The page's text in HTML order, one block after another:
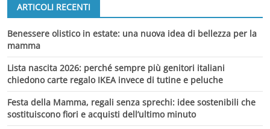
ARTICOLI RECENTI
Benessere olistico in estate: una nuova idea di bellezza per la
mamma
Lista nascita 2026: perché sempre più genitori italiani
chiedono carte regalo IKEA invece di tutine e peluche
Festa della Mamma, regali senza sprechi: idee sostenibili che
sostituiscono fiori e acquisti dell’ultimo minuto